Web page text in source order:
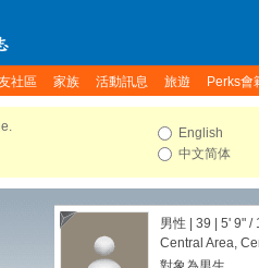
社區 家族 活動訊息 旅遊 Perks會
English
中文简体
男性 | 39 | 5' 9" /
Central Area,